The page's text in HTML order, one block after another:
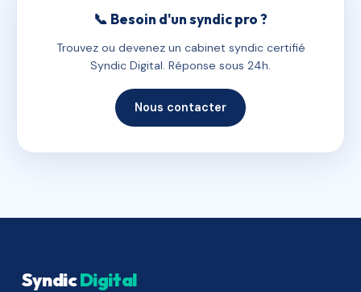
📞 Besoin d'un syndic pro ?
Trouvez ou devenez un cabinet syndic certifié
Syndic Digital. Réponse sous 24h.
Nous contacter
SyndicDigital